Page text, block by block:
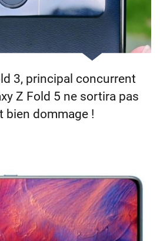
3, principal concurrent
Z Fold 5 ne sortira pas
bien dommage !